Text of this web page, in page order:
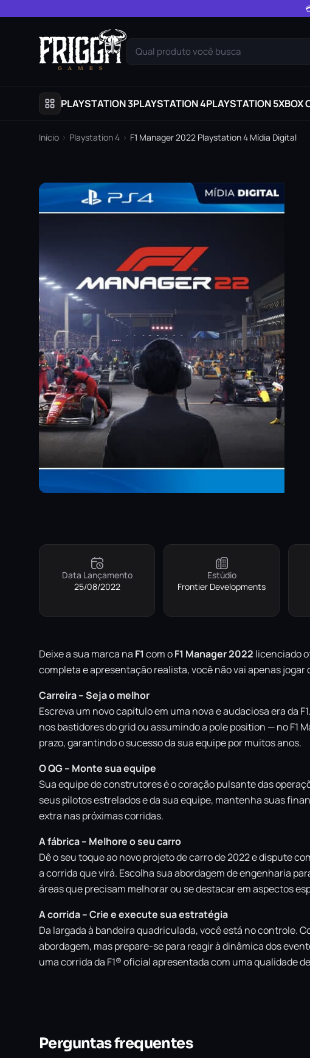
Qual produto você busca
PLAYSTATION 3PLAYSTATION 4PLAYSTATION 5XBOX
Início › Playstation 4 › F1 Manager 2022 Playstation 4 Mídia Digital
Data Lançamento
25/08/2022
Estúdio
Frontier Developments
Deixe a sua marca na F1 com oF1 Manager 2022 licenciado
completa e apresentação realista, você não vai apenas jogar
Carreira – Seja o melhor
Escreva um novo capítulo em uma nova e audaciosa era da
nos bastidores do grid ou assumindo a pole position — no F1
prazo, garantindo o sucesso da sua equipe por muitos anos.
O QG – Monte sua equipe
Sua equipe de construtores é o coração pulsante das
seus pilotos estrelados e da sua equipe, mantenha suas
extra nas próximas corridas.
A fábrica – Melhore o seu carro
Dê o seu toque ao novo projeto de carro de 2022 e dispute
a corrida que virá. Escolha sua abordagem de engenharia
áreas que precisam melhorar ou se destacar em aspectos
A corrida – Crie e execute sua estratégia
Da largada à bandeira quadriculada, você está no controle.
abordagem, mas prepare-se para reagir à dinâmica dos
uma corrida da F1® oficial apresentada com uma qualidade
Perguntas frequentes